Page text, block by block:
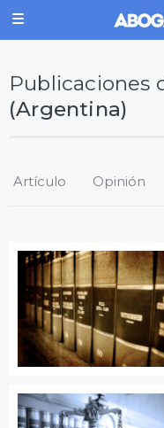
Publicaciones
(Argentina)
Artículo Opinión